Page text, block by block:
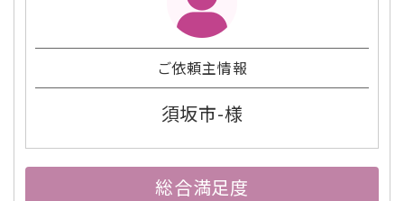
ご依頼主情報
須坂市-様
総合満足度